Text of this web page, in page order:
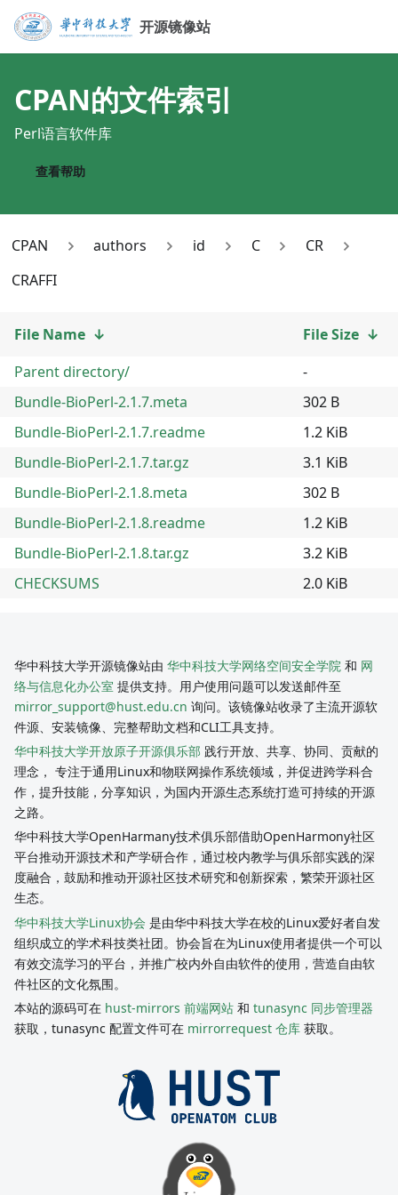
开源镜像站
CPAN的文件索引
Perl语言软件库
查看帮助
CPAN authors id C
CR
CRAFFI
File Name ↓ File Size ↓
Parent directory/
-
Bundle-BioPerl-2.1.7.meta
302 B
Bundle-BioPerl-2.1.7.readme
1.2 KiB
Bundle-BioPerl-2.1.7.tar.gz
3.1 KiB
Bundle-BioPerl-2.1.8.meta
302 B
Bundle-BioPerl-2.1.8.readme
1.2 KiB
Bundle-BioPerl-2.1.8.tar.gz
3.2 KiB
CHECKSUMS
2.0 KiB
华中科技大学开源镜像站由 华中科技大学网络空间安全学院 和 网
络与信息化办公室 提供支持。用户使用问题可以发送邮件至
mirror_support@hust.edu.cn 询问。该镜像站收录了主流开源软
件源、安装镜像、完整帮助文档和CLI工具支持。
华中科技大学开放原子开源俱乐部 践行开放、共享、协同、贡献的
理念， 专注于通用Linux和物联网操作系统领域，并促进跨学科合
作，提升技能，分享知识，为国内开源生态系统打造可持续的开源
之路。
华中科技大学OpenHarmany技术俱乐部借助OpenHarmony社区
平台推动开源技术和产学研合作，通过校内教学与俱乐部实践的深
度融合，鼓励和推动开源社区技术研究和创新探索，繁荣开源社区
生态。
华中科技大学Linux协会 是由华中科技大学在校的Linux爱好者自发
组织成立的学术科技类社团。协会旨在为Linux使用者提供一个可以
有效交流学习的平台，并推广校内外自由软件的使用，营造自由软
件社区的文化氛围。
本站的源码可在 hust-mirrors 前端网站 和 tunasync 同步管理器
获取，tunasync 配置文件可在 mirrorrequest 仓库 获取。